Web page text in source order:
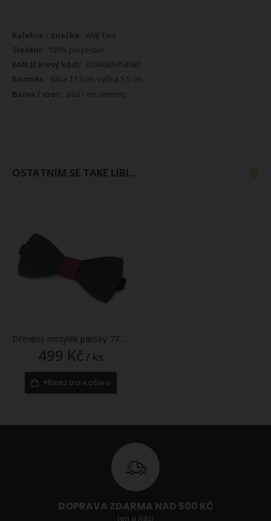
Více
informací
AMJ Ties
100% polyester
0784085454087
šířka 11,5cm, výška 5,5 cm
bílá / ornamenty
OSTATNÍM SE TAKÉ LÍBÍ...
Dřevěný motýlek pánský 770144/20, přírodní hnědá / bordó
499 Kč / ks
PŘIDEJ DO KOŠÍKU
DOPRAVA ZDARMA NAD 500 KČ
Jen u nás!